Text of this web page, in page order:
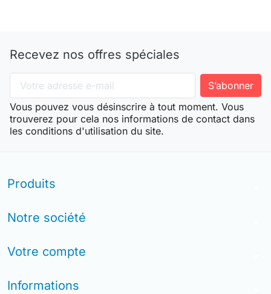
Recevez nos offres spéciales
Vous pouvez vous désinscrire à tout moment. Vous
trouverez pour cela nos informations de contact dans
les conditions d'utilisation du site.
Produits
Notre société
Votre compte
Informations